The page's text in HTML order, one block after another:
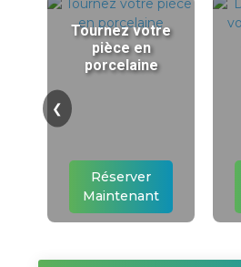
Tournez votre
pièce en
porcelaine
Réserver
Maintenant
❮